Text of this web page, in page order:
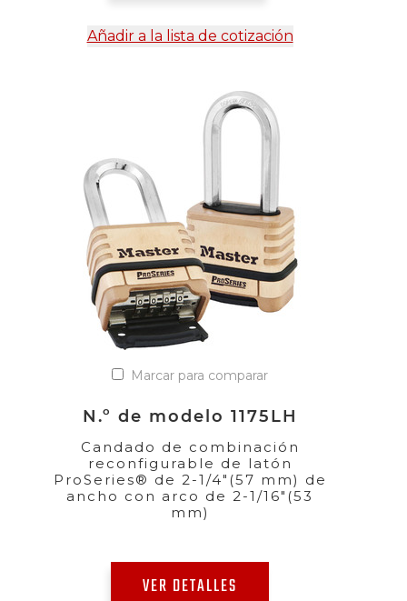
Añadir a la lista de cotización
Marcar para comparar
N.º de modelo 1175LH
Candado de combinación
reconfigurable de latón
ProSeries® de 2-1/4"(57 mm) de
ancho con arco de 2-1/16"(53
mm)
VER DETALLES